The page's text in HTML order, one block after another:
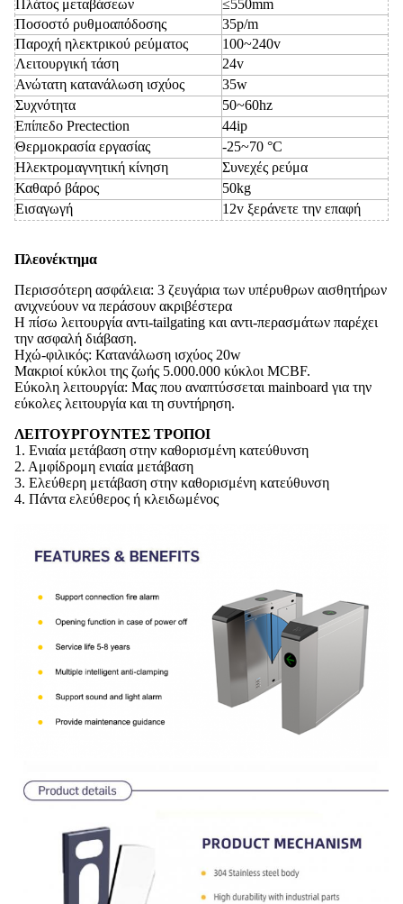
Πλάτος μεταβάσεων
≤550mm
Ποσοστό ρυθμοαπόδοσης
35p/m
Παροχή ηλεκτρικού ρεύματος
100~240v
Λειτουργική τάση
24v
Ανώτατη κατανάλωση ισχύος
35w
Συχνότητα
50~60hz
Επίπεδο Prectection
44ip
Θερμοκρασία εργασίας
-25~70 °C
Ηλεκτρομαγνητική κίνηση
Συνεχές ρεύμα
Καθαρό βάρος
50kg
Εισαγωγή
12v ξεράνετε την επαφή
Πλεονέκτημα
Περισσότερη ασφάλεια: 3 ζευγάρια των υπέρυθρων αισθητήρων
ανιχνεύουν να περάσουν ακριβέστερα
Η πίσω λειτουργία αντι-tailgating και αντι-περασμάτων παρέχει
την ασφαλή διάβαση.
Ηχώ-φιλικός: Κατανάλωση ισχύος 20w
Μακριοί κύκλοι της ζωής 5.000.000 κύκλοι MCBF.
Εύκολη λειτουργία: Μας που αναπτύσσεται mainboard για την
εύκολες λειτουργία και τη συντήρηση.
ΛΕΙΤΟΥΡΓΟΥΝΤΕΣ ΤΡΟΠΟΙ
1. Ενιαία μετάβαση στην καθορισμένη κατεύθυνση
2. Αμφίδρομη ενιαία μετάβαση
3. Ελεύθερη μετάβαση στην καθορισμένη κατεύθυνση
4. Πάντα ελεύθερος ή κλειδωμένος